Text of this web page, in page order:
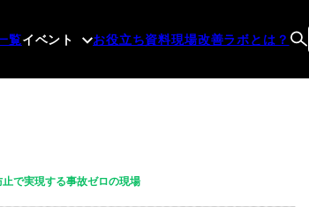
覧イベント お役立ち資料現場改善ラボとは？
で実現する事故ゼロの現場